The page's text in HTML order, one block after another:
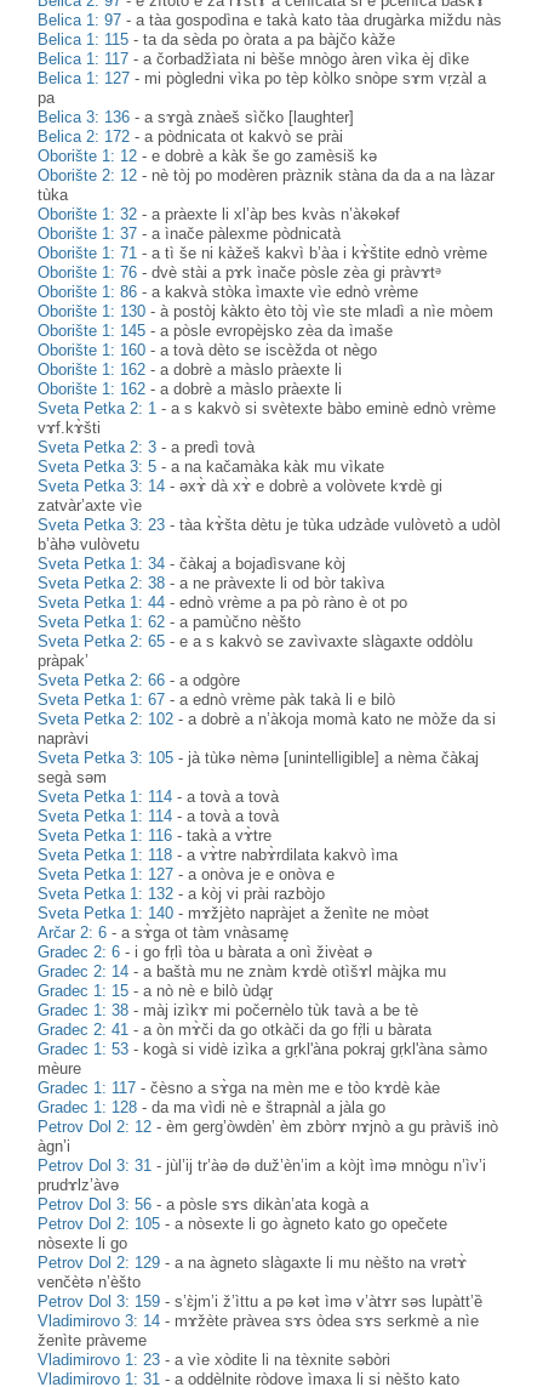
Belica 1: 97 -a tàa gospodìna e takà kato tàa drugàrka miždu nàs
Belica 1: 115 -ta da sèda po òrata a pa bàjčo kàže
Belica 1: 117 -a čorbadžìata ni bèše mnògo àren vìka èj dìke
Belica 1: 127 - mi pògledni vìka po tèp kòlko snòpe sɤm vṛzàl a
pa
Belica 3: 136 -a sɤgà znàeš sìčko [laughter]
Belica 2: 172 -a pòdnicata ot kakvò se prài
Oborište 1: 12 -e dobrè a kàk še go zamèsiš kə
Oborište 2: 12 - nè tòj po modèren pràznik stàna da da a na làzar
tùka
Oborište 1: 32 -a pràexte li xl’àp bes kvàs n’àkəkəf
Oborište 1: 37 -a ìnače pàlexme pòdnicatà
Oborište 1: 71 -a tì še ni kàžeš kakvì b’àa i kɤ̀štite ednò vrème
Oborište 1: 76 -dvè stài a pɤk ìnače pòsle zèa gi pràvɤtᵊ
Oborište 1: 86 -a kakvà stòka ìmaxte vìe ednò vrème
Oborište 1: 130 -à postòj kàkto èto tòj vìe ste mladì a nìe mòem
Oborište 1: 145 -a pòsle evropèjsko zèa da ìmaše
Oborište 1: 160 -a tovà dèto se iscèžda ot nègo
Oborište 1: 162 -a dobrè a màslo pràexte li
Oborište 1: 162 -a dobrè a màslo pràexte li
Sveta Petka 2: 1 -a s kakvò si svètexte bàbo eminè ednò vrème
vɤf.kɤ̀šti
Sveta Petka 2: 3 -a predì tovà
Sveta Petka 3: 5 -a na kačamàka kàk mu vìkate
Sveta Petka 3: 14 -əxɤ̀ dà xɤ̀ e dobrè a volòvete kɤdè gi
zatvàr’axte vìe
Sveta Petka 3: 23 -tàa kɤ̀šta dètu je tùka udzàde vulòvetò a udòl
b’àhə vulòvetu
Sveta Petka 1: 34 -čàkaj a bojadìsvane kòj
Sveta Petka 2: 38 -a ne pràvexte li od bòr takìva
Sveta Petka 1: 44 -ednò vrème a pa pò ràno è ot po
Sveta Petka 1: 62 -a pamùčno nèšto
Sveta Petka 2: 65 -e a s kakvò se zavìvaxte slàgaxte oddòlu
pràpak’
Sveta Petka 2: 66 -a odgòre
Sveta Petka 1: 67 -a ednò vrème pàk takà li e bilò
Sveta Petka 2: 102 -a dobrè a n’àkoja momà kato ne mòže da si
napràvi
Sveta Petka 3: 105 - jà tùkə nèmə [unintelligible] a nèma čàkaj
segà səm
Sveta Petka 1: 114 -a tovà a tovà
Sveta Petka 1: 114 -a tovà a tovà
Sveta Petka 1: 116 -takà a vɤ̀tre
Sveta Petka 1: 118 -a vɤ̀tre nabɤ̀rdilata kakvò ìma
Sveta Petka 1: 127 -a onòva je e onòva e
Sveta Petka 1: 132 -a kòj vi prài razbòjo
Sveta Petka 1: 140 - mɤžjèto napràjet a ženìte ne mòət
Arčar 2: 6 -a sɤ̀ga ot tàm vnàsame̥
Gradec 2: 6 - i go fṛlì tòa u bàrata a onì živèat ə
Gradec 2: 14 -a baštà mu ne znàm kɤdè otìšɤl màjka mu
Gradec 1: 15 -a nò nè e bilò ùdḁr̥
Gradec 1: 38 - màj izìkɤ mi počernèlo tùk tavà a be tè
Gradec 2: 41 -a òn mɤ̀či da go otkàči da go fṛ̀li u bàrata
Gradec 1: 53 - kogà si vidè izìka a gṛkl'àna pokraj gṛkl'àna sàmo
mèure
Gradec 1: 117 -čèsno a sɤ̀ga na mèn me e tòo kɤdè kàe
Gradec 1: 128 -da ma vìdi nè e štrapnàl a jàla go
Petrov Dol 2: 12 -èm gerg’òwdèn’ èm zbòrɤ nɤjnò a gu pràviš inò
àgn’i
Petrov Dol 3: 31 - jùl’ij tr’àə də duž’èn’im a kòjt ìmə mnògu n’ìv’i
prudɤlz’àvə
Petrov Dol 3: 56 -a pòsle sɤs dikàn’ata kogà a
Petrov Dol 2: 105 -a nòsexte li go àgneto kato go opečete
nòsexte li go
Petrov Dol 2: 129 -a na àgneto slàgaxte li mu nèšto na vrətɤ̀
venčètə n’èšto
Petrov Dol 3: 159 -s’ɛ̀jm’i ž’ìttu a pə kət ìmə v’àtɤr səs lupàtt’ȅ
Vladimirovo 3: 14 - mɤžète pràvea sɤs òdea sɤs serkmè a nìe
ženìte pràveme
Vladimirovo 1: 23 -a vìe xòdite li na tèxnite səbòri
Vladimirovo 1: 31 -a oddèlnite ròdove ìmaxa li si nèšto kato